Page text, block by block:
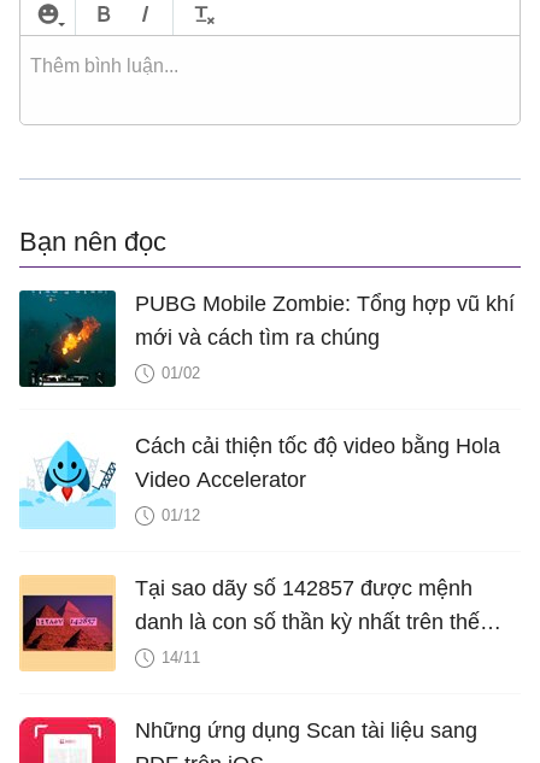
Bạn nên đọc
PUBG Mobile Zombie: Tổng hợp vũ khí
mới và cách tìm ra chúng
01/02
Cách cải thiện tốc độ video bằng Hola
Video Accelerator
01/12
Tại sao dãy số 142857 được mệnh
danh là con số thần kỳ nhất trên thế
giới?14/11
Những ứng dụng Scan tài liệu sang